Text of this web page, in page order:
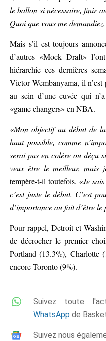
le ballon si nécessaire, finir
Quoi que vous me
Mais s’il est toujours
d’autres «Mock Draft»
hiérarchie ces dernières
Victor Wembanyama, il
au sein d’une cuvée qui
«game changers» en NBA.
«Mon objectif au début de
haut possible, comme
serai pas en colère ou déçu
veux être le meilleur, mais
tempère-t-il toutefois. «Je
c’est juste le début. C’est
d’importance au fait d’être
Pour rappel, Detroit et
de décrocher le premier
Portland (13.3%), Charlotte
encore Toronto (9%).
Suivez toute
WhatsApp de
Suivez nous